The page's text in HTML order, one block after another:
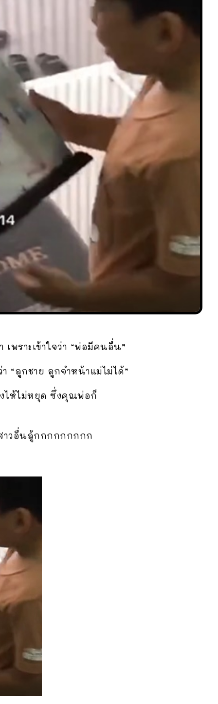
ราะเข้าใจว่า “พ่อมีคนอื่น”
“ลูกชาย ลูกจำหน้าแม่ไม่ได้”
ไห้ไม่หยุด ซึ่งคุณพ่อก็
าวอื่นลู้กกกกกกกกก